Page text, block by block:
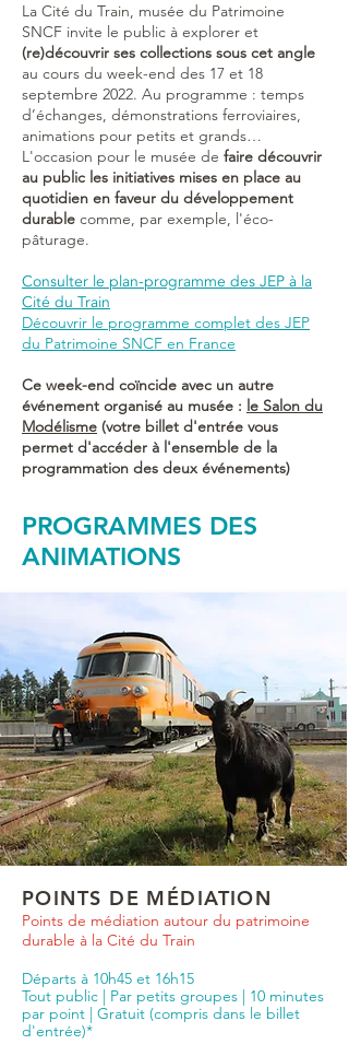
La Cité du Train, musée du Patrimoine
SNCF invite le public à explorer et
(re)découvrir ses collections sous cet angle
au cours du week-end des 17 et 18
septembre 2022. Au programme : temps
d’échanges, démonstrations ferroviaires,
animations pour petits et grands…
L'occasion pour le musée de faire découvrir
au public les initiatives mises en place au
quotidien en faveur du développement
durable comme, par exemple, l'éco-
pâturage.
Consulter le plan-programme des JEP à la
Cité du Train
Découvrir le programme complet des JEP
du Patrimoine SNCF en France
Ce week-end coïncide avec un autre
événement organisé au musée : le Salon du
Modélisme (votre billet d'entrée vous
permet d'accéder à l'ensemble de la
programmation des deux événements)
PROGRAMMES DES
ANIMATIONS
POINTS DE MÉDIATION
Points de médiation autour du patrimoine
durable à la Cité du Train
Départs à 10h45 et 16h15
Tout public | Par petits groupes | 10 minutes
par point | Gratuit (compris dans le billet
d'entrée)*